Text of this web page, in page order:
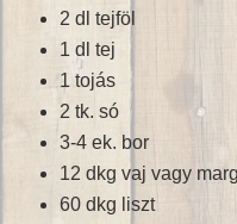
2 dl tejföl
1 dl tej
1 tojás
2 tk. só
3-4 ek. bor
12 dkg vaj vagy
60 dkg liszt